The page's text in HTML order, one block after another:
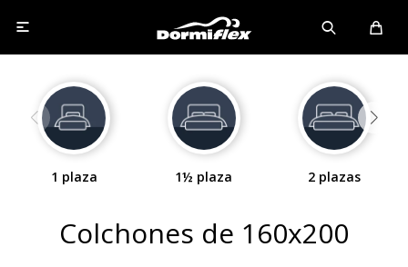

1 plaza 1½ plaza 2 plazas
Colchones de 160x200